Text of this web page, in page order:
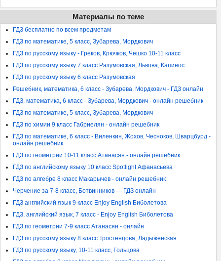
Материалы по теме
ГДЗ бесплатно по всем предметам
ГДЗ по математике, 5 класс, Зубарева, Мордкович
ГДЗ по русскому языку - Греков, Крючков, Чешко 10-11 класс
ГДЗ по русскому языку 7 класс Разумовская, Львова, Капинос
ГДЗ по русскому языку 6 класс Разумовская
Решебник, математика, 6 класс - Зубарева, Мордкович - ГДЗ онлайн
ГДЗ, математика, 6 класс - Зубарева, Мордкович - онлайн решебник
ГДЗ по математике, 5 класс, Зубарева, Мордкович
ГДЗ по химии 9 класс Габриелян - онлайн решебник
ГДЗ по математике, 6 класс - Виленкин, Жохов, Чесноков, Шварцбурд -
онлайн решебник
ГДЗ по геометрии 10-11 класс Атанасян - онлайн решебник
ГДЗ по английскому языку 10 класс Spotlight Афанасьева
ГДЗ по алгебре 8 класс Макарычев - онлайн решебник
Черчение за 7-8 класс, Ботвинников — ГДЗ онлайн
ГДЗ английский язык 9 класс Enjoy English Биболетова
ГДЗ, английский язык, 7 класс - Enjoy English Биболетова
ГДЗ по геометрии 7-9 класс Атанасян - онлайн
ГДЗ по русскому языку 8 класс Тростенцова, Ладыженская
ГДЗ по русскому языку, 10-11 класс, Гольцова